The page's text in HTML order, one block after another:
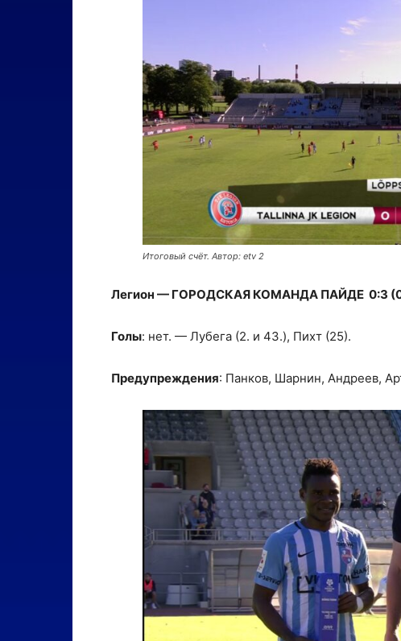
Итоговый счёт. Автор: etv 2
Легион — ГОРОДСКАЯ КОМАНДА ПАЙДЕ 0:3
Голы: нет. — Лубега (2. и 43.), Пихт (25).
Предупреждения: Панков, Шарнин, Андреев,